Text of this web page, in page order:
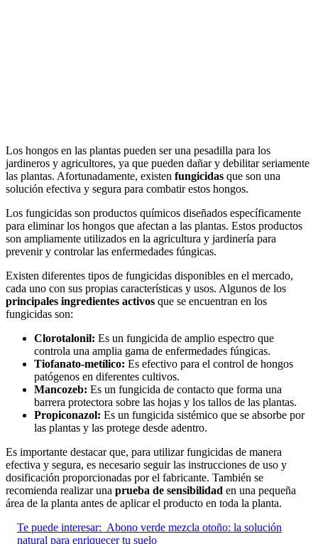
Los hongos en las plantas pueden ser una pesadilla para los
jardineros y agricultores, ya que pueden dañar y debilitar seriamente
las plantas. Afortunadamente, existen fungicidas que son una
solución efectiva y segura para combatir estos hongos.
Los fungicidas son productos químicos diseñados específicamente
para eliminar los hongos que afectan a las plantas. Estos productos
son ampliamente utilizados en la agricultura y jardinería para
prevenir y controlar las enfermedades fúngicas.
Existen diferentes tipos de fungicidas disponibles en el mercado,
cada uno con sus propias características y usos. Algunos de los
principales ingredientes activos que se encuentran en los
fungicidas son:
Clorotalonil: Es un fungicida de amplio espectro que
controla una amplia gama de enfermedades fúngicas.
Tiofanato-metílico: Es efectivo para el control de hongos
patógenos en diferentes cultivos.
Mancozeb: Es un fungicida de contacto que forma una
barrera protectora sobre las hojas y los tallos de las plantas.
Propiconazol: Es un fungicida sistémico que se absorbe por
las plantas y las protege desde adentro.
Es importante destacar que, para utilizar fungicidas de manera
efectiva y segura, es necesario seguir las instrucciones de uso y
dosificación proporcionadas por el fabricante. También se
recomienda realizar una prueba de sensibilidad en una pequeña
área de la planta antes de aplicar el producto en toda la planta.
Te puede interesar: Abono verde mezcla otoño: la solución
natural para enriquecer tu suelo